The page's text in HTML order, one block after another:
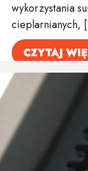
wykorzystania
cieplarnianych,
CZYTAJ